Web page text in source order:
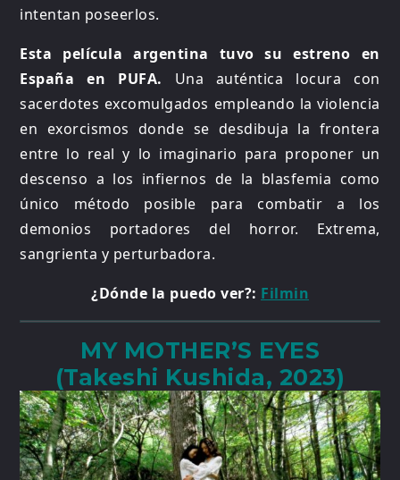
intentan poseerlos.
Esta película argentina tuvo su estreno en
España en PUFA. Una auténtica locura con
sacerdotes excomulgados empleando la violencia
en exorcismos donde se desdibuja la frontera
entre lo real y lo imaginario para proponer un
descenso a los infiernos de la blasfemia como
único método posible para combatir a los
demonios portadores del horror. Extrema,
sangrienta y perturbadora.
¿Dónde la puedo ver?: Filmin
MY MOTHER’S EYES
(Takeshi Kushida, 2023)